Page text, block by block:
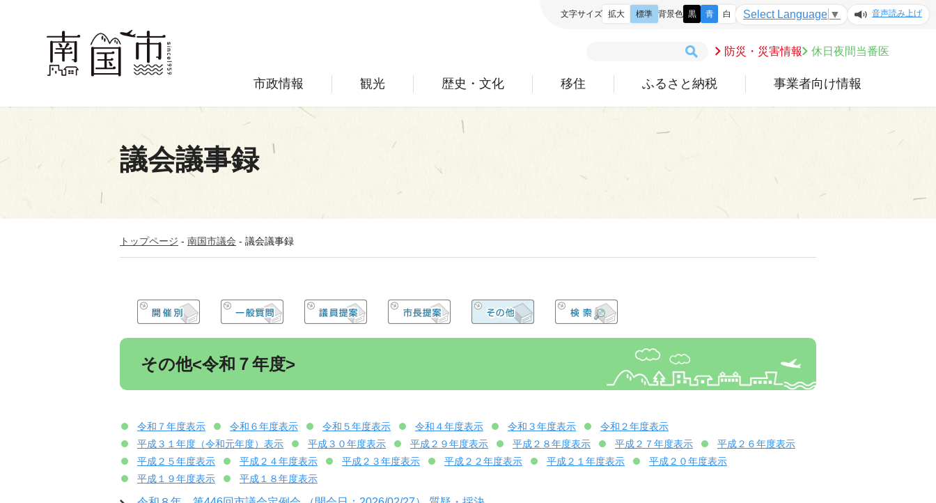
防災・災害情報 休日夜間当番医
市政情報 観光 歴史・文化 移住 ふるさと納税 事業者向け情報
文字サイズ 拡大 標準 背景色 黒 青 白 Select Language ▼ 音声読み上げ
議会議事録
トップページ - 南国市議会 - 議会議事録
その他<令和７年度>
令和７年度表示 令和６年度表示 令和５年度表示 令和４年度表示 令和３年度表示
令和２年度表示
平成３１年度（令和元年度）表示
平成３０年度表示 平成２９年度表示 平成２８年度表示 平成２７年度表示
平成２６年度表示
平成２５年度表示
平成２４年度表示 平成２３年度表示 平成２２年度表示 平成２１年度表示
平成２０年度表示
平成１９年度表示
平成１８年度表示